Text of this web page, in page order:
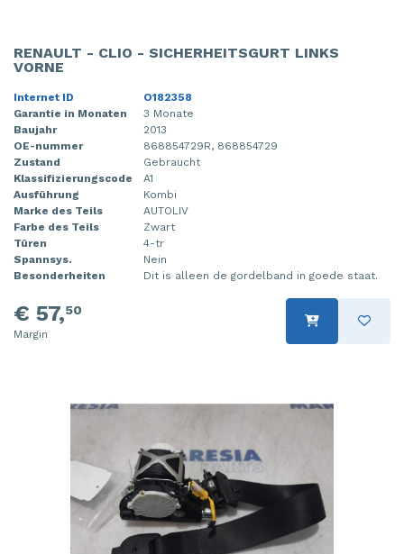
RENAULT - CLIO - SICHERHEITSGURT LINKS
VORNE
Internet ID
O182358
Garantie in Monaten
3 Monate
Baujahr
2013
OE-nummer
868854729R, 868854729
Zustand
Gebraucht
Klassifizierungscode
A1
Ausführung
Kombi
Marke des Teils
AUTOLIV
Farbe des Teils
Zwart
Türen
4-tr
Spannsys.
Nein
Besonderheiten
Dit is alleen de gordelband in goede staat.
€ 57,50
Margin